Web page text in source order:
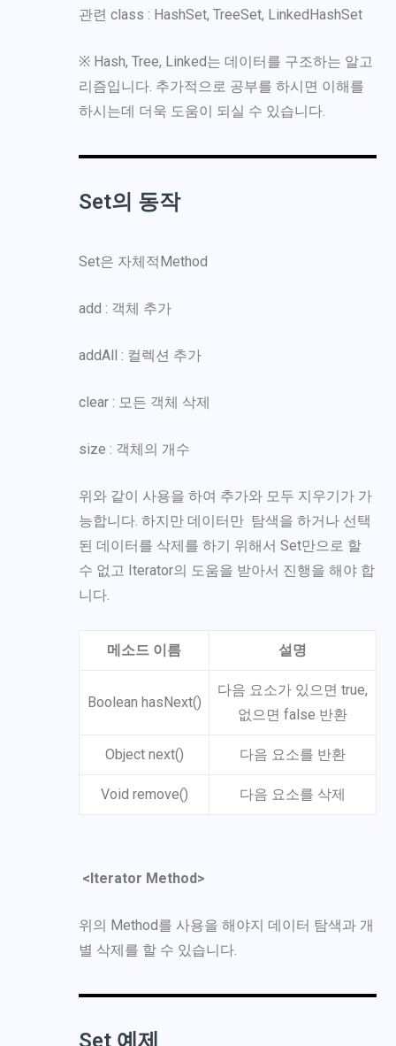
관련 class : HashSet, TreeSet, LinkedHashSet
※ Hash, Tree, Linked는 데이터를 구조하는 알고
리즘입니다. 추가적으로 공부를 하시면 이해를
하시는데 더욱 도움이 되실 수 있습니다.
Set의 동작
Set은 자체적Method
add : 객체 추가
addAll : 컬렉션 추가
clear : 모든 객체 삭제
size : 객체의 개수
위와 같이 사용을 하여 추가와 모두 지우기가 가
능합니다. 하지만 데이터만 탐색을 하거나 선택
된 데이터를 삭제를 하기 위해서 Set만으로 할
수 없고 Iterator의 도움을 받아서 진행을 해야 합
니다.
메소드 이름 설명
Boolean hasNext()
다음 요소가 있으면 true,
없으면 false 반환
Object next() 다음 요소를 반환
Void remove() 다음 요소를 삭제
<Iterator Method>
위의 Method를 사용을 해야지 데이터 탐색과 개
별 삭제를 할 수 있습니다.
Set 예제